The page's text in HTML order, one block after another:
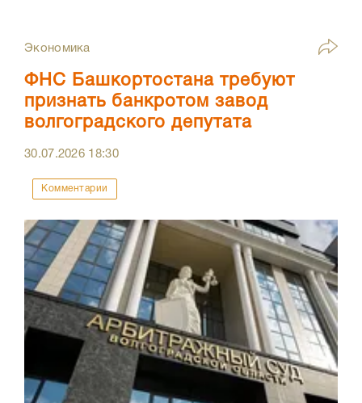
Экономика
ФНС Башкортостана требуют
признать банкротом завод
волгоградского депутата
30.07.2026 18:30
Комментарии